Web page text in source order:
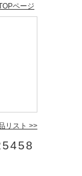
ページ
リスト >>